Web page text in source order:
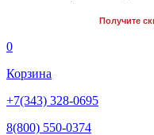
Получите
0
Корзина
+7(343) 328-0695
8(800) 550-0374